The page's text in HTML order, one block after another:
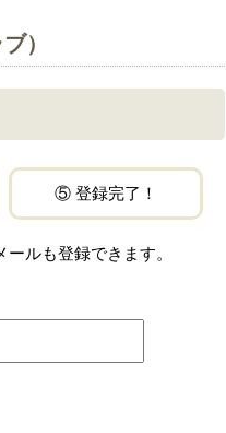
）
⑤ 登録完了！
ルも登録できます。